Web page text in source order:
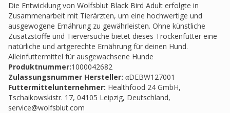
Die Entwicklung von Wolfsblut Black Bird Adult erfolgte in
Zusammenarbeit mit Tierärzten, um eine hochwertige und
ausgewogene Ernährung zu gewährleisten. Ohne künstliche
Zusatzstoffe und Tierversuche bietet dieses Trockenfutter eine
natürliche und artgerechte Ernährung für deinen Hund.
Alleinfuttermittel für ausgewachsene Hunde
Produktnummer:1000042682
Zulassungsnummer Hersteller: αDEBW127001
Futtermittelunternehmer: Healthfood 24 GmbH,
Tschaikowskistr. 17, 04105 Leipzig, Deutschland,
service@wolfsblut.com